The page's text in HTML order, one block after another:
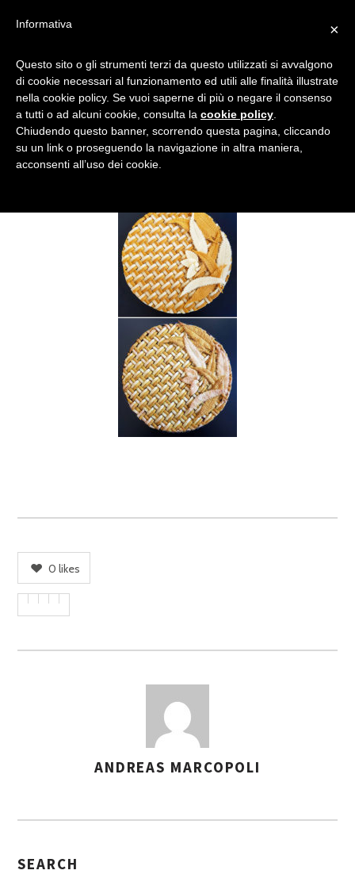
TORTE DI KARIN PFEIFF-
BOSCHEK -1
0 likes
S
G
ANDREAS MARCOPOLI
SEARCH
×
Informativa
Questo sito o gli strumenti terzi da questo utilizzati si avvalgono
di cookie necessari al funzionamento ed utili alle finalità illustrate
nella cookie policy. Se vuoi saperne di più o negare il consenso
a tutti o ad alcuni cookie, consulta la cookie policy
Chiudendo questo banner, scorrendo questa pagina, cliccando
su un link o proseguendo la navigazione in altra maniera,
acconsenti all’uso dei cookie.